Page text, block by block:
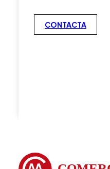
CONTACTA